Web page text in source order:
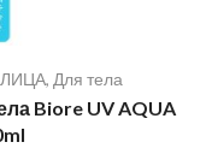
, Для тела
Biore UV AQUA